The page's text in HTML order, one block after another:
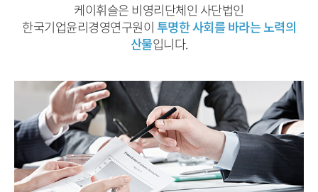
케이휘슬은 비영리단체인 사단법인
한국기업윤리경영연구원이투명한 사회를 바라는 노력의
산물입니다.